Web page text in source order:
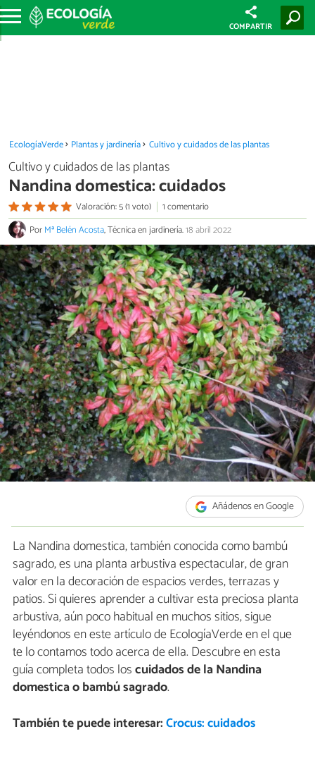
COMPARTIR
EcologíaVerde Plantas y jardinería Cultivo y cuidados de las plantas
Cultivo y cuidados de las plantas
Nandina domestica: cuidados
Valoración: 5 (1 voto)
1 comentario
PorMª Belén Acosta, Técnica en jardinería.18 abril 2022
Añádenos en Google
La Nandina domestica, también conocida como bambú
sagrado, es una planta arbustiva espectacular, de gran
valor en la decoración de espacios verdes, terrazas y
patios. Si quieres aprender a cultivar esta preciosa planta
arbustiva, aún poco habitual en muchos sitios, sigue
leyéndonos en este artículo de EcologíaVerde en el que
te lo contamos todo acerca de ella. Descubre en esta
guía completa todos loscuidados de la Nandina
domestica o bambú sagrado.
También te puede interesar:Crocus: cuidados